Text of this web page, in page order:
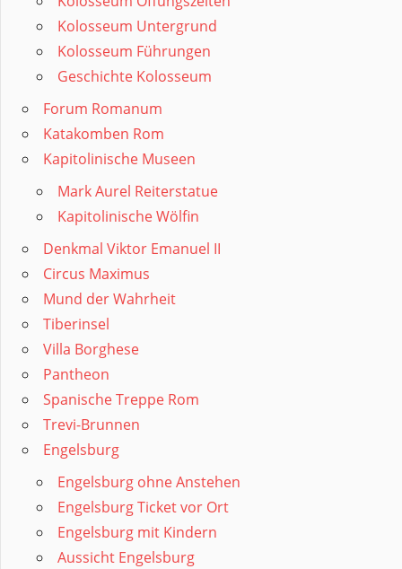
Kolosseum Untergrund
Kolosseum Führungen
Geschichte Kolosseum
Forum Romanum
Katakomben Rom
Kapitolinische Museen
Mark Aurel Reiterstatue
Kapitolinische Wölfin
Denkmal Viktor Emanuel II
Circus Maximus
Mund der Wahrheit
Tiberinsel
Villa Borghese
Pantheon
Spanische Treppe Rom
Trevi-Brunnen
Engelsburg
Engelsburg ohne Anstehen
Engelsburg Ticket vor Ort
Engelsburg mit Kindern
Aussicht Engelsburg